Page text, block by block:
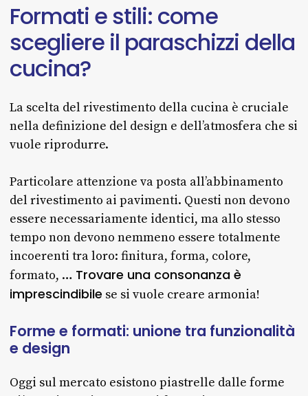
Formati estili: come
scegliere il paraschizzi della
cucina?
La scelta del rivestimento della cucina è cruciale
nella definizione del design e dell’atmosfera che si
vuole riprodurre.
Particolare attenzione va posta all’abbinamento
del rivestimento ai pavimenti. Questi non devono
essere necessariamente identici, ma allo stesso
tempo non devono nemmeno essere totalmente
incoerenti tra loro: finitura, forma, colore,
formato, … Trovare una consonanza è
imprescindibile se si vuole creare armonia!
Forme e formati: unione tra funzionalità
e design
Oggi sul mercato esistono piastrelle dalle forme